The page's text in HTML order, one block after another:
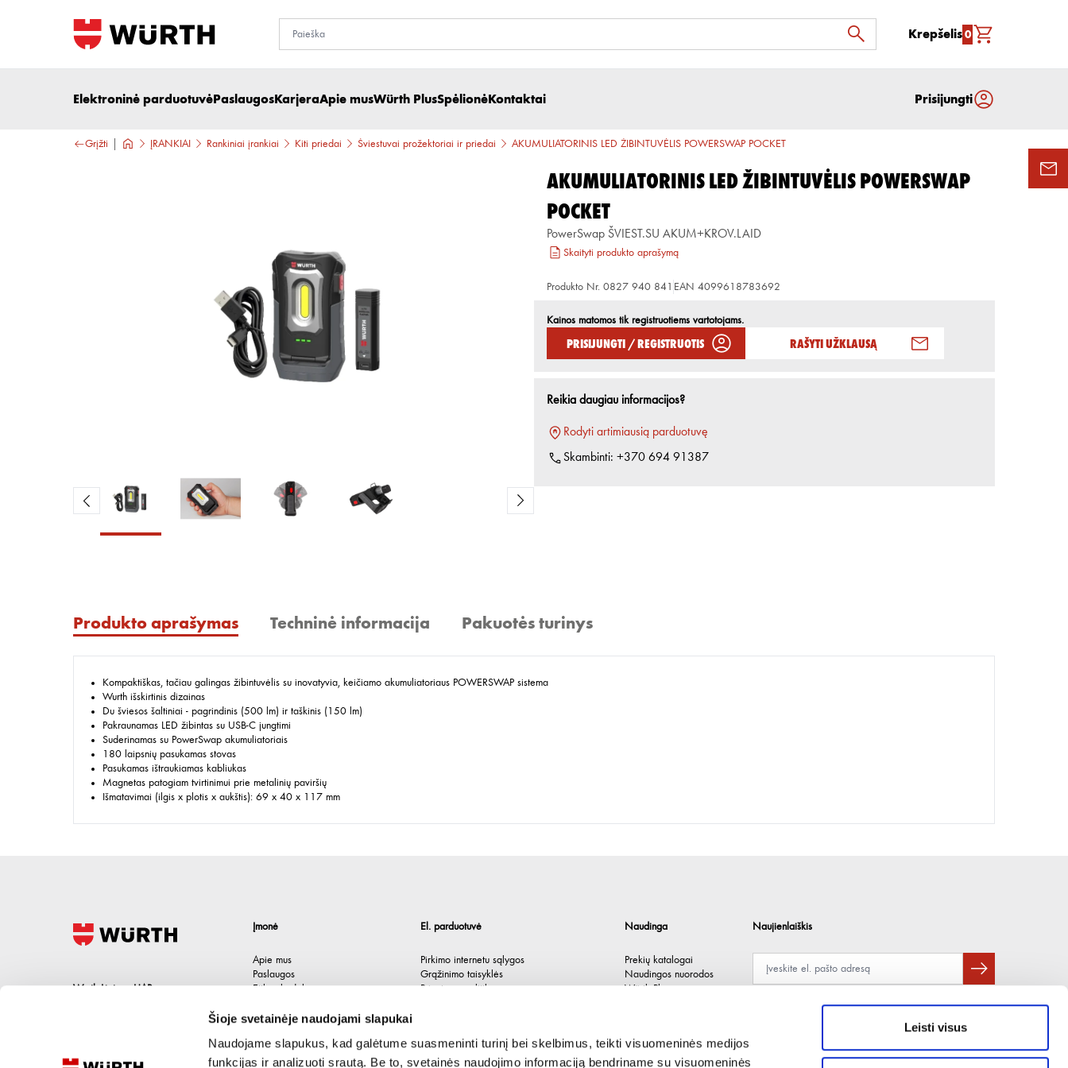
Šioje svetainėje naudojami slapukai
Naudojame slapukus, kad galėtume suasmeninti turinį bei skelbimus, teikti visuomeninės medijos
funkcijas ir analizuoti srautą. Be to, svetainės naudojimo informaciją bendriname su visuomeninės
Leisti visus
Krepšelis0
Elektroninė parduotuvėPaslaugosKarjeraApie musWürth PlusSpėlionėKontaktai Prisijungti
Grįžti ĮRANKIAI Rankiniai įrankiai Kiti priedai Šviestuvai prožektoriai ir priedai AKUMULIATORINIS LED ŽIBINTUVĖLIS POWERSWAP POCKET
AKUMULIATORINIS LED ŽIBINTUVĖLIS POWERSWAP
POCKET
PowerSwap ŠVIEST.SU AKUM+KROV.LAID
Skaityti produkto aprašymą
Produkto Nr. 0827 940 841 EAN 4099618783692
Kainos matomos tik registruotiems vartotojams.
Prisijungti / Registruotis Rašyti užklausą
Reikia daugiau informacijos?
Rodyti artimiausią parduotuvę
Skambinti: +370 694 91387
Produkto aprašymas Techninė informacija Pakuotės turinys
Kompaktiškas, tačiau galingas žibintuvėlis su inovatyvia, keičiamo akumuliatoriaus POWERSWAP sistema
Wurth išskirtinis dizainas
Du šviesos šaltiniai - pagrindinis (500 lm) ir taškinis (150 lm)
Pakraunamas LED žibintas su USB-C jungtimi
Suderinamas su PowerSwap akumuliatoriais
180 laipsnių pasukamas stovas
Pasukamas ištraukiamas kabliukas
Magnetas patogiam tvirtinimui prie metalinių paviršių
Išmatavimai (ilgis x plotis x aukštis): 69 x 40 x 117 mm
Wurth Lietuva UAB
Lietuva
Įmonė
Apie mus
Paslaugos
Etikos kodeksas
Kontaktai
El. parduotuvė
Pirkimo internetu sąlygos
Grąžinimo taisyklės
Privatumo politika
Naudinga
Prekių katalogai
Naudingos nuorodos
Würth Plus
Naujienlaiškis
Pateikdami el. paštą sutinkate gauti tiesioginę rinkodarą.